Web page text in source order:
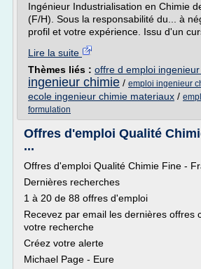
Ingénieur Industrialisation en Chimie
(F/H). Sous la responsabilité du... à
profil et votre expérience. Issu d'un
Lire la suite
Thèmes liés : offre d emploi
ingenieur chimie / emploi ingenieur
ecole ingenieur chimie materiaux /
formulation
Offres d'emploi Qualité
...
Offres d'emploi Qualité Chimie Fine -
Dernières recherches
1 à 20 de 88 offres d'emploi
Recevez par email les dernières offres
votre recherche
Créez votre alerte
Michael Page - Eure